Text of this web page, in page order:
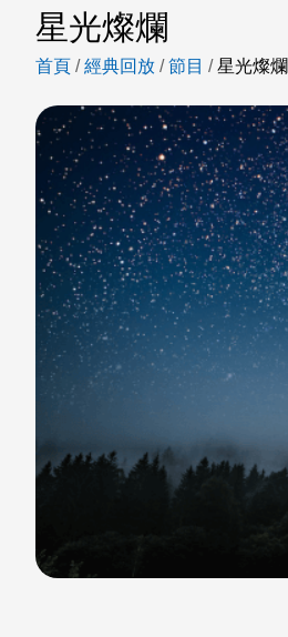
星光燦爛
首頁 /經典回放 /節目 /星光燦爛